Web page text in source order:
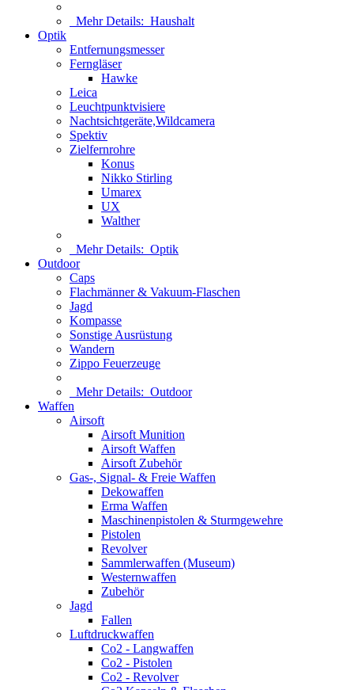
Mehr Details: Haushalt
Optik
Entfernungsmesser
Ferngläser
Hawke
Leica
Leuchtpunktvisiere
Nachtsichtgeräte,Wildcamera
Spektiv
Zielfernrohre
Konus
Nikko Stirling
Umarex
UX
Walther
Mehr Details: Optik
Outdoor
Caps
Flachmänner & Vakuum-Flaschen
Jagd
Kompasse
Sonstige Ausrüstung
Wandern
Zippo Feuerzeuge
Mehr Details: Outdoor
Waffen
Airsoft
Airsoft Munition
Airsoft Waffen
Airsoft Zubehör
Gas-, Signal- & Freie Waffen
Dekowaffen
Erma Waffen
Maschinenpistolen & Sturmgewehre
Pistolen
Revolver
Sammlerwaffen (Museum)
Westernwaffen
Zubehör
Jagd
Fallen
Luftdruckwaffen
Co2 - Langwaffen
Co2 - Pistolen
Co2 - Revolver